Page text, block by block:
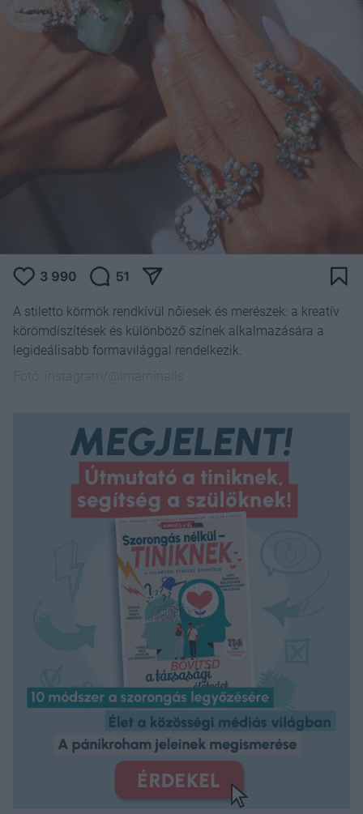
A stiletto körmök rendkívül nőiesek és merészek: a kreatív
körömdíszítések és különböző színek alkalmazására a
legideálisabb formavilággal rendelkezik.